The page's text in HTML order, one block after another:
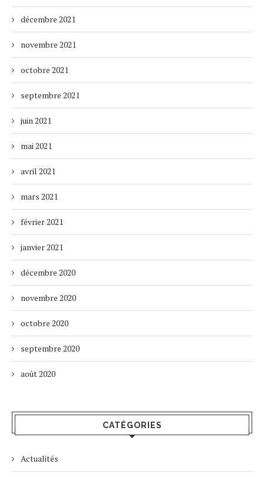
décembre 2021
novembre 2021
octobre 2021
septembre 2021
juin 2021
mai 2021
avril 2021
mars 2021
février 2021
janvier 2021
décembre 2020
novembre 2020
octobre 2020
septembre 2020
août 2020
CATÉGORIES
Actualités